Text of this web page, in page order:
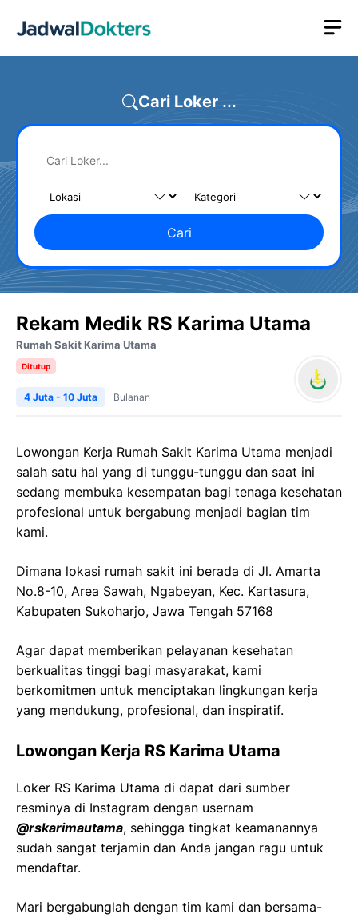
Cari Loker ...
Cari
Rekam Medik RS Karima Utama
Rumah Sakit Karima Utama
Ditutup
4 Juta - 10 Juta Bulanan
Lowongan Kerja Rumah Sakit Karima Utama menjadi
salah satu hal yang di tunggu-tunggu dan saat ini
sedang membuka kesempatan bagi tenaga kesehatan
profesional untuk bergabung menjadi bagian tim
kami.
Dimana lokasi rumah sakit ini berada di Jl. Amarta
No.8-10, Area Sawah, Ngabeyan, Kec. Kartasura,
Kabupaten Sukoharjo, Jawa Tengah 57168
Agar dapat memberikan pelayanan kesehatan
berkualitas tinggi bagi masyarakat, kami
berkomitmen untuk menciptakan lingkungan kerja
yang mendukung, profesional, dan inspiratif.
Lowongan Kerja RS Karima Utama
Loker RS Karima Utama di dapat dari sumber
resminya di Instagram dengan usernam
@rskarimautama, sehingga tingkat keamanannya
sudah sangat terjamin dan Anda jangan ragu untuk
mendaftar.
Mari bergabunglah dengan tim kami dan bersama-